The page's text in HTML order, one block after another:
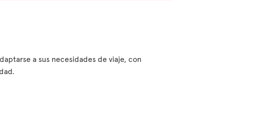
a sus necesidades de viaje, con